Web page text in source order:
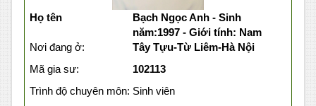
Họ tên
Bạch Ngọc Anh - Sinh
năm:1997 - Giới tính: Nam
Nơi đang ở:
Tây Tựu-Từ Liêm-Hà Nội
Mã gia sư:
102113
Trình độ chuyên môn: Sinh viên